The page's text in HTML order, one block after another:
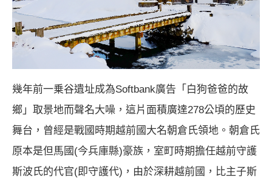
幾年前一乗谷遺址成為Softbank廣告「白狗爸爸的故
鄉」取景地而聲名大噪，這片面積廣達278公頃的歷史
舞台，曾經是戰國時期越前國大名朝倉氏領地。朝倉氏
原本是但馬國(今兵庫縣)豪族，室町時期擔任越前守護
斯波氏的代官(即守護代)，由於深耕越前國，比主子斯